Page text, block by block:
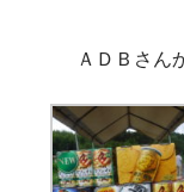
ＡＤＢさん